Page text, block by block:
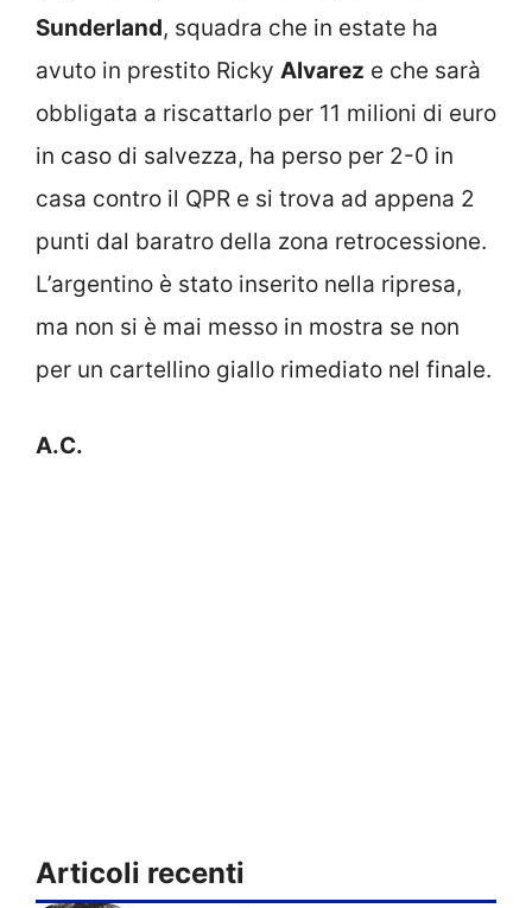
Sunderland, squadra che in estate ha
avuto in prestito Ricky Alvarez e che sarà
obbligata a riscattarlo per 11 milioni di euro
in caso di salvezza, ha perso per 2-0 in
casa contro il QPR e si trova ad appena 2
punti dal baratro della zona retrocessione.
L’argentino è stato inserito nella ripresa,
ma non si è mai messo in mostra se non
per un cartellino giallo rimediato nel finale.
A.C.
Articoli recenti